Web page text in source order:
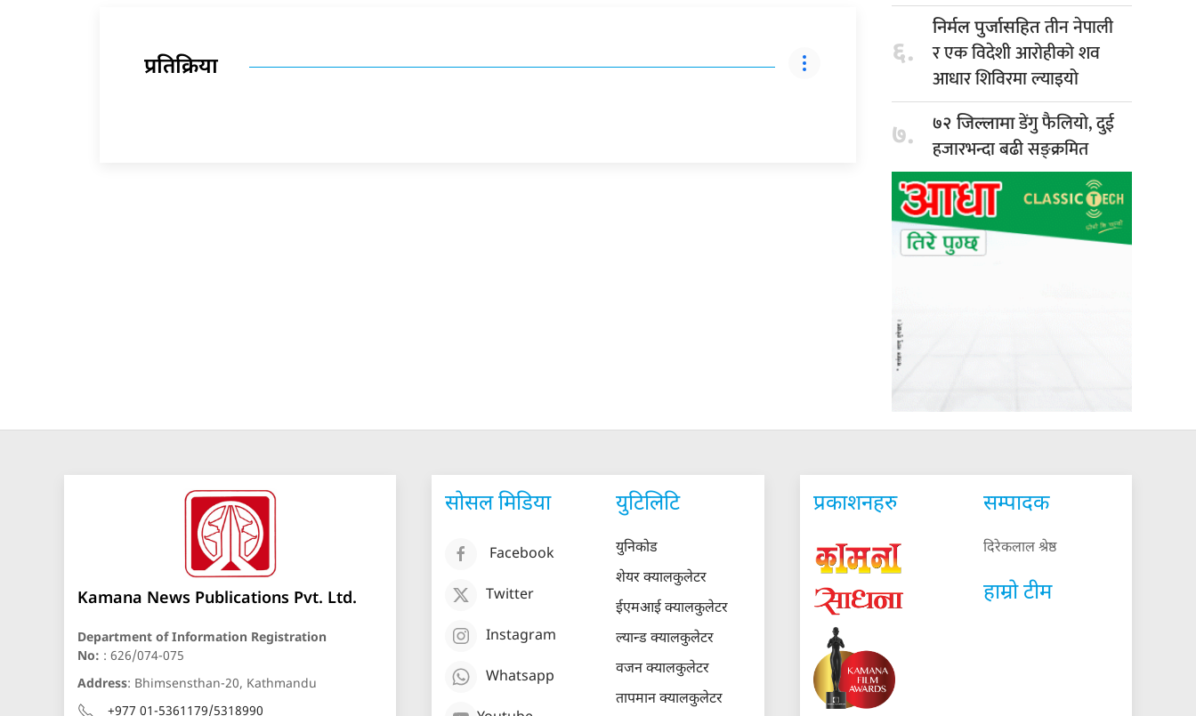
प्रतिक्रिया ६.
निर्मल पुर्जासहिततीन नेपाली
र एक विदेशी आरोहीको शव
आधार शिविरमा ल्याइयो
७. ७२ जिल्लामाडेंगु फैलियो, दुई
हजारभन्दा बढी सङ्क्रमित
Kamana News Publications Pvt. Ltd.
Department of Information Registration
No: : 626/074-075
Address: Bhimsensthan-20, Kathmandu
+977 01-5361179/5318990
सोसल मिडिया
Facebook
Twitter
Instagram
Whatsapp
युटिलिटि
युनिकोड
शेयर क्यालकुलेटर
ईएमआई क्यालकुलेटर
ल्यान्ड क्यालकुलेटर
वजन क्यालकुलेटर
तापमान क्यालकुलेटर
प्रकाशनहरु सम्पादक
दिरेकलाल श्रेष्ठ
हाम्रो टीम